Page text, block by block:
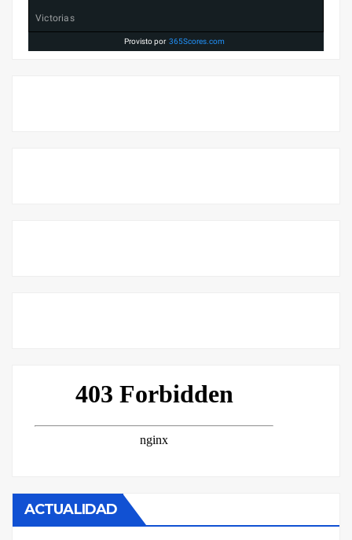
Victorias
Provisto por 365Scores.com
ACTUALIDAD